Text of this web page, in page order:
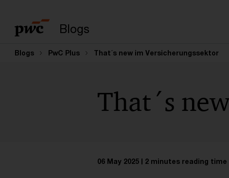
Blogs
Blogs PwC Plus That´s new im Versicherungssektor
That´s
06 May 2025 2 minutes reading time